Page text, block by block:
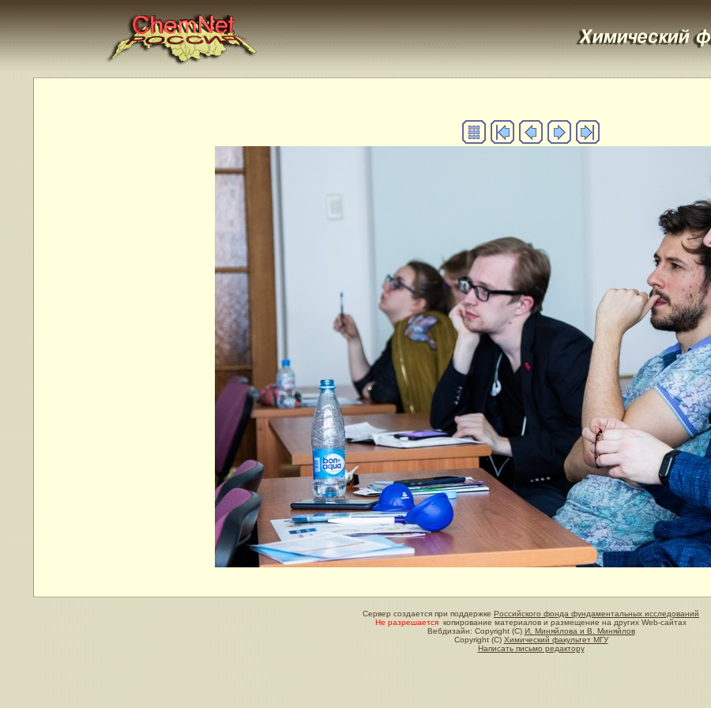
Сервер создается при поддержке Российского фонда фундаментальных исследований
Не разрешается копирование материалов и размещение на других Web-сайтах
Вебдизайн: Copyright (C) И. Миняйлова и В. Миняйлов
Copyright (C) Химический факультет МГУ
Написать письмо редактору